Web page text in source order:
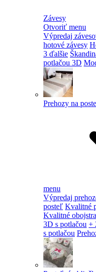
Závesy
Otvoriť menu
Výpredaj
hotové závesy
3 ďalšie
potlačou 3D
Prehozy na
menu
Výpredaj
posteľ Kvalitné
Kvalitné
3D s potlačou +
s potlačou